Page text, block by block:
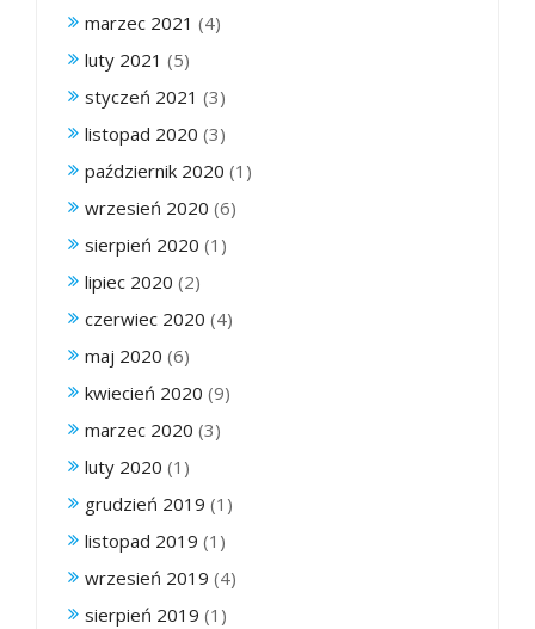
marzec 2021 (4)
luty 2021 (5)
styczeń 2021 (3)
listopad 2020 (3)
październik 2020 (1)
wrzesień 2020 (6)
sierpień 2020 (1)
lipiec 2020 (2)
czerwiec 2020 (4)
maj 2020 (6)
kwiecień 2020 (9)
marzec 2020 (3)
luty 2020 (1)
grudzień 2019 (1)
listopad 2019 (1)
wrzesień 2019 (4)
sierpień 2019 (1)